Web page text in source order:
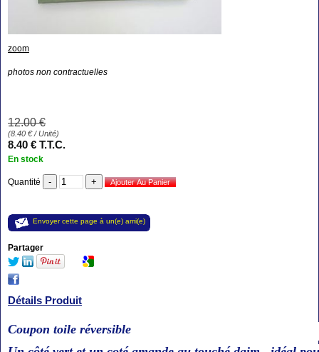
zoom
photos non contractuelles
12.00 €
(8.40 €/ Unité)
8.40 € T.T.C.
En stock
Quantité
Envoyer cette page à un(e) ami(e)
Partager
Détails Produit
Coupon toile réversible